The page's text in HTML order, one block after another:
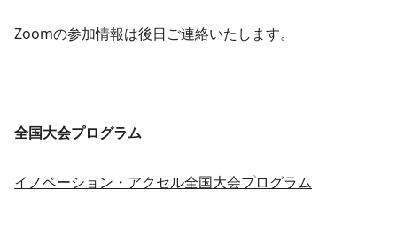
Zoomの参加情報は後日ご連絡いたします。
全国大会プログラム
イノベーション・アクセル全国大会プログラム